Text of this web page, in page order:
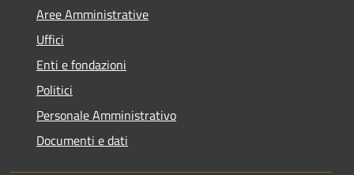
Aree Amministrative
Uffici
Enti e fondazioni
Politici
Personale Amministrativo
Documenti e dati